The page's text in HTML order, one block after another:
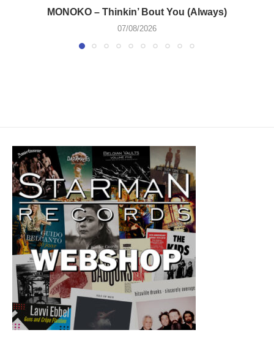
MONOKO – Thinkin’ Bout You (Always)
07/08/2026